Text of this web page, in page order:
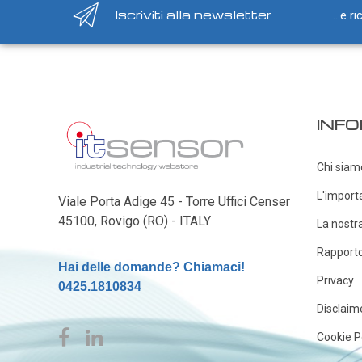
Iscriviti alla newsletter ...e
Viale Porta Adige 45 - Torre Uffici Censer
45100, Rovigo (RO) - ITALY
Hai delle domande? Chiamaci!
0425.1810834
Chi
La
Privacy
Cookie
C2H4 ambiente
C2H4 in condotto
H2 ambiente
Monossido di carbonio (CO)
CO ambiente